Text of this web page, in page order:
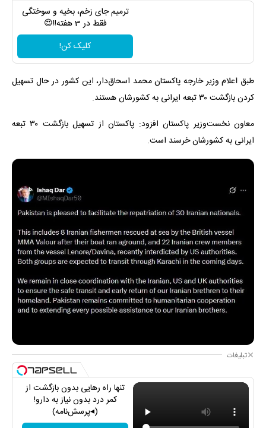
ترمیم جای زخم، بخیه و سوختگی
فقط در 3 هفته!!😍
کلیک کن!
طبق اعلام وزیر خارجه پاکستان محمد اسحاق‌دار، این کشور در حال تسهیل
کردن بازگشت ۳۰ تبعه ایرانی به کشورشان هستند.
معاون نخست‌وزیر پاکستان افزود: پاکستان از تسهیل بازگشت ۳۰ تبعه
ایرانی به کشورشان خرسند است.
تبلیغات
تنها راه رهایی بدون بازگشت از
کمر درد بدون نیاز به دارو!
(◂پرسش‌نامه)